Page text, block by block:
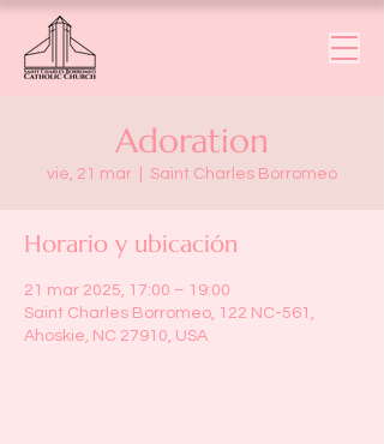
Adoration
vie, 21 mar Saint Charles Borromeo
Horario y ubicación
21 mar 2025, 17:00 – 19:00
Saint Charles Borromeo, 122 NC-561,
Ahoskie, NC 27910, USA